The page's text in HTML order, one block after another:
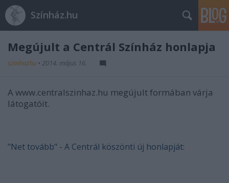
Színház.hu
Megújult a Centrál Színház honlapja
szinhazhu • 2014. május 16.
A www.centralszinhaz.hu megújult formában várja
látogatóit.
"Net tovább" - A Centrál köszönti új honlapját: